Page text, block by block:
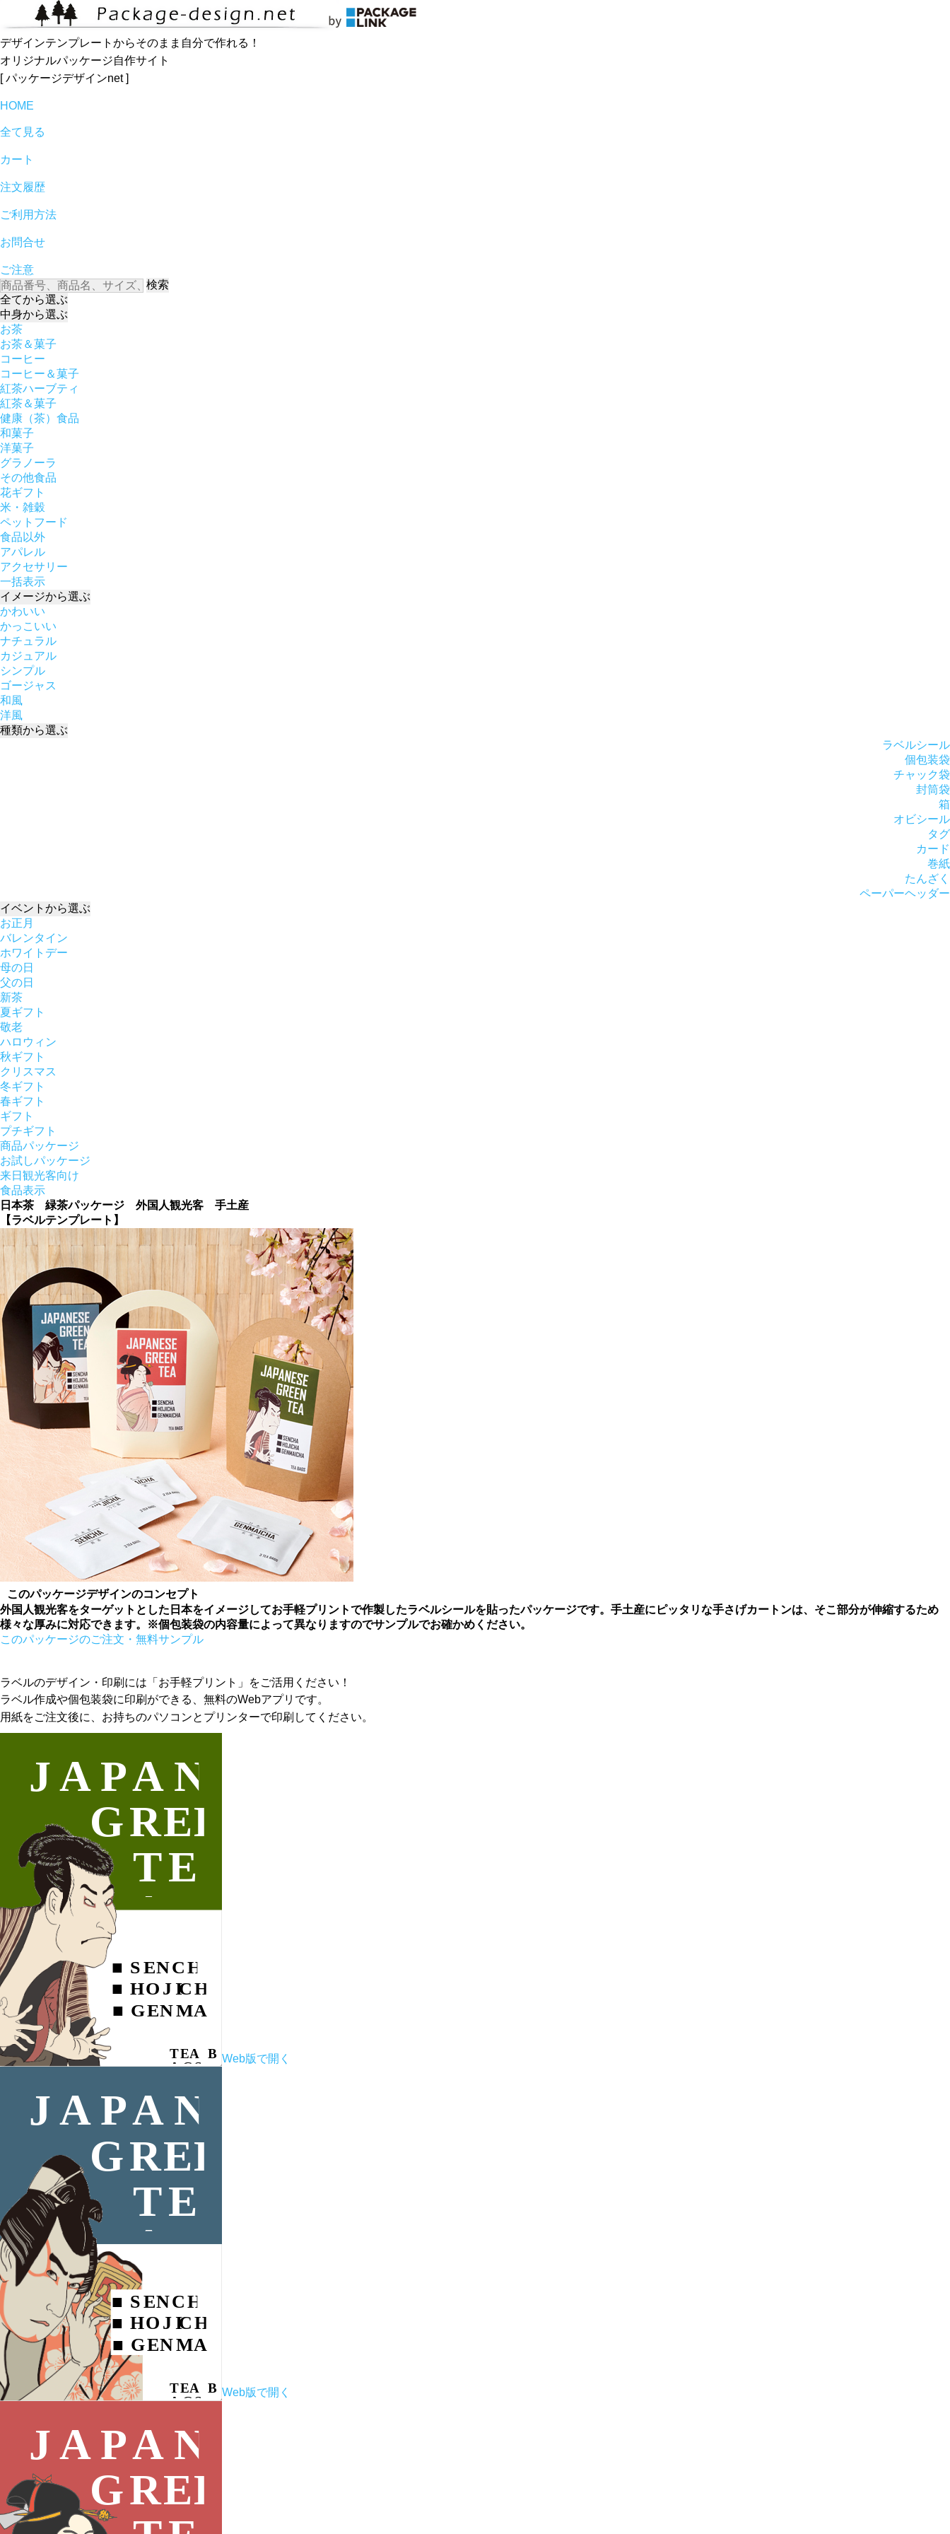
デザインテンプレートからそのまま自分で作れる！
オリジナルパッケージ自作サイト
[ パッケージデザインnet ]
HOME
全て見る
カート
注文履歴
ご利用方法
お問合せ
ご注意
検索
全てから選ぶ
中身から選ぶ
お茶
お茶＆菓子
コーヒー
コーヒー＆菓子
紅茶ハーブティ
紅茶＆菓子
健康（茶）食品
和菓子
洋菓子
グラノーラ
その他食品
花ギフト
米・雑穀
ペットフード
食品以外
アパレル
アクセサリー
一括表示
イメージから選ぶ
かわいい
かっこいい
ナチュラル
カジュアル
シンプル
ゴージャス
和風
洋風
種類から選ぶ
ラベルシール
個包装袋
チャック袋
封筒袋
箱
オビシール
タグ
カード
巻紙
たんざく
ペーパーヘッダー
イベント から選ぶ
お正月
バレンタイン
ホワイトデー
母の日
父の日
新茶
夏ギフト
敬老
ハロウィン
秋ギフト
クリスマス
冬ギフト
春ギフト
ギフト
プチギフト
商品パッケージ
お試しパッケージ
来日観光客向け
食品表示
日本茶 緑茶パッケージ 外国人観光客 手土産
【ラベルテンプレート】
このパッケージデザインのコンセプト
外国人観光客をターゲットとした日本をイメージしてお手軽プリントで作製したラベルシールを貼ったパッケージです。手土産にピッタリな手さげカートンは、そこ部分が伸縮するため
様々な厚みに対応できます。※個包装袋の内容量によって異なりますのでサンプルでお確かめください。
このパッケージのご注文・無料サンプル
ラベルのデザイン・印刷には「お手軽プリント」をご活用ください！
ラベル作成や個包装袋に印刷ができる、無料のWebアプリです。
用紙をご注文後に、お持ちのパソコンとプリンターで印刷してください。
Web版で開く
Web版で開く